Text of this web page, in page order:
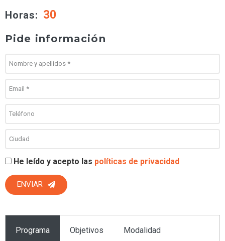
Horas: 30
Pide información
He leído y acepto las políticas de privacidad
ENVIAR
Programa Objetivos Modalidad